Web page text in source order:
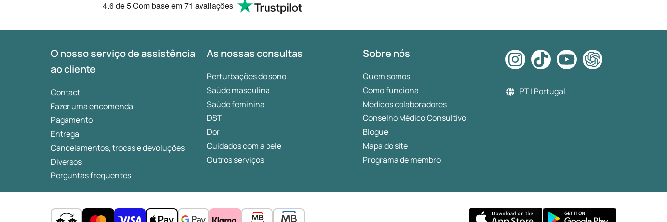
4.6de 5Com base em71 avaliações
O nosso serviço de assistência
ao cliente
Contact
Fazer uma encomenda
Pagamento
Entrega
Cancelamentos, trocas e devoluções
Diversos
Perguntas frequentes
As nossas consultas
Perturbações do sono
Saúde masculina
Saúde feminina
DST
Dor
Cuidados com a pele
Outros serviços
Sobre nós
Quem somos
Como funciona
Médicos colaboradores
Conselho Médico Consultivo
Blogue
Mapa do site
Programa de membro
PT | Portugal